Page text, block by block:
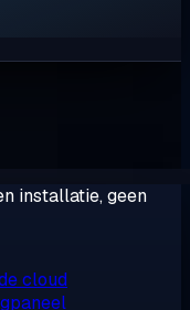
installatie, geen
cloud